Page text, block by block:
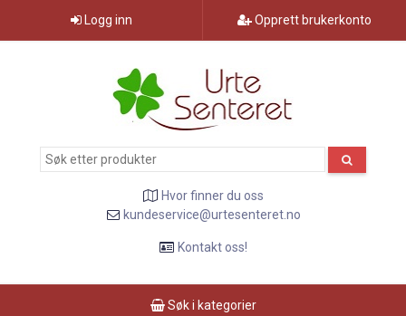
Logg inn Opprett brukerkonto
Hvor finner du oss
kundeservice@urtesenteret.no
Kontakt oss!
Søk i kategorier